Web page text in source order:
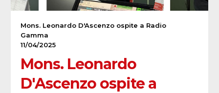
Mons. Leonardo D'Ascenzo ospite a Radio
Gamma
11/04/2025
Mons. Leonardo
D'Ascenzo ospite a